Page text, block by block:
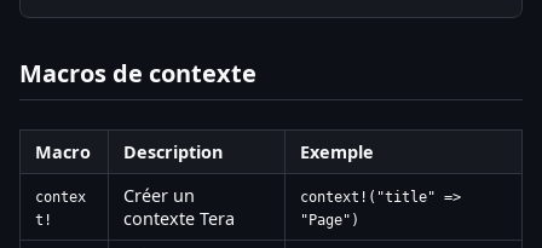
Macros de contexte
Macro Description Exemple
contex
t!
Créer un
contexte Tera
context!("title" =>
"Page")